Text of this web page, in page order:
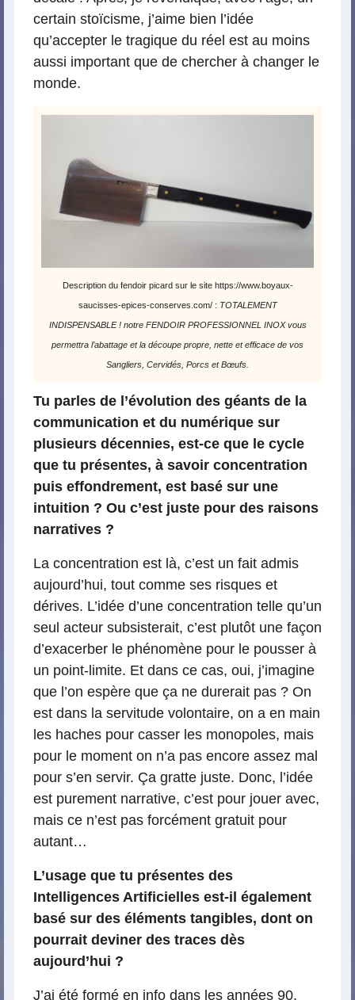
certain stoïcisme, j’aime bien l’idée
qu’accepter le tragique du réel est au moins
aussi important que de chercher à changer le
monde.
Description du fendoir picard sur le site https://www.boyaux-
saucisses-epices-conserves.com/ : TOTALEMENT
INDISPENSABLE ! notre FENDOIR PROFESSIONNEL INOX vous
permettra l’abattage et la découpe propre, nette et efficace de vos
Sangliers, Cervidés, Porcs et Bœufs.
Tu parles de l’évolution des géants de la
communication et du numérique sur
plusieurs décennies, est-ce que le cycle
que tu présentes, à savoir concentration
puis effondrement, est basé sur une
intuition ? Ou c’est juste pour des raisons
narratives ?
La concentration est là, c’est un fait admis
aujourd’hui, tout comme ses risques et
dérives. L’idée d’une concentration telle qu’un
seul acteur subsisterait, c’est plutôt une façon
d’exacerber le phénomène pour le pousser à
un point-limite. Et dans ce cas, oui, j’imagine
que l’on espère que ça ne durerait pas ? On
est dans la servitude volontaire, on a en main
les haches pour casser les monopoles, mais
pour le moment on n’a pas encore assez mal
pour s’en servir. Ça gratte juste. Donc, l’idée
est purement narrative, c’est pour jouer avec,
mais ce n’est pas forcément gratuit pour
autant…
L’usage que tu présentes des
Intelligences Artificielles est-il également
basé sur des éléments tangibles, dont on
pourrait deviner des traces dès
aujourd’hui ?
J’ai été formé en info dans les années 90.